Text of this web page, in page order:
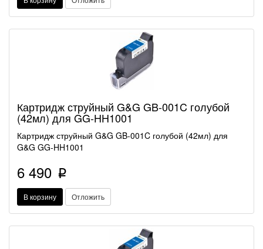
Картридж струйный G&G GB-001C голубой
(42мл) для GG-HH1001
Картридж струйный G&G GB-001C голубой (42мл) для
G&G GG-HH1001
6 490 p
В корзину Отложить